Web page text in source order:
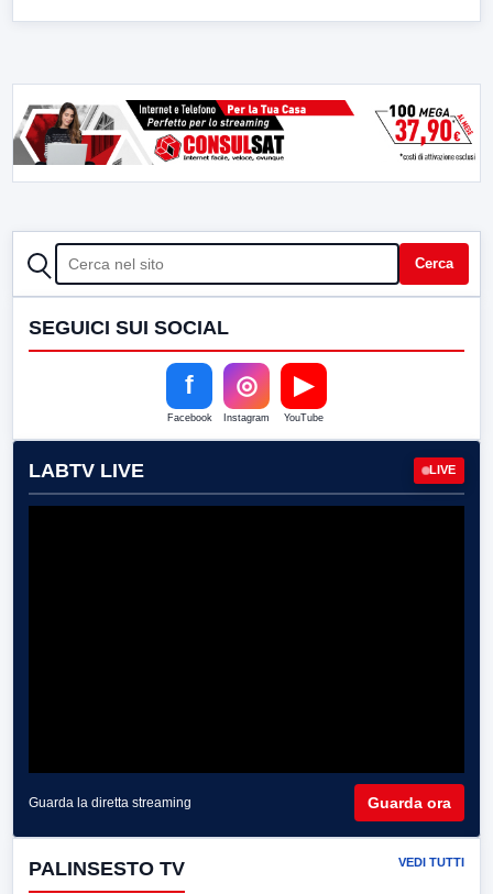
CERCA Cerca
SEGUICI SUI SOCIAL
f
Facebook
◎
Instagram
▶
YouTube
LABTV LIVE LIVE
Guarda la diretta streaming Guarda ora
PALINSESTO TV VEDI TUTTI